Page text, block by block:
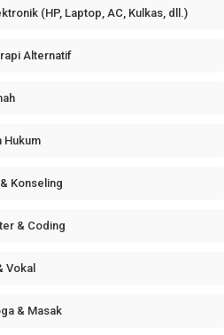
(HP, Laptop, AC, Kulkas, dll.)
Alternatif
Hukum
Konseling
& Coding
Vokal
& Masak